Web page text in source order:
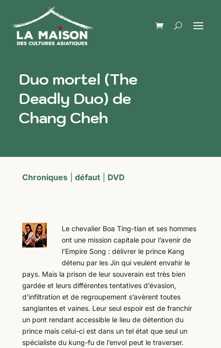
Duo mortel (The
Deadly Duo) de
Chang Cheh
Chroniques| défaut| DVD
Le chevalier Boa Ting-tian et ses hommes
ont une mission capitale pour l’avenir de
l’Empire Song : délivrer le prince Kang
détenu par les Jin qui veulent envahir le
pays. Mais la prison de leur souverain est très bien
gardée et leurs différentes tentatives d’évasion,
d’infiltration et de regroupement s’avèrent toutes
sanglantes et vaines. Leur seul espoir est de franchir
un pont rendant accessible le lieu de détention du
prince mais celui-ci est dans un tel état que seul un
spécialiste du kung-fu de l’envol peut le traverser.